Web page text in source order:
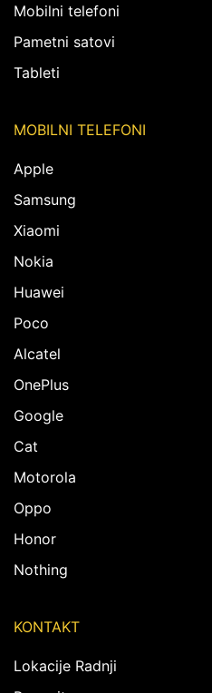
Mobilni telefoni
Pametni satovi
Tableti
MOBILNI TELEFONI
Apple
Samsung
Xiaomi
Nokia
Huawei
Poco
Alcatel
OnePlus
Google
Cat
Motorola
Oppo
Honor
Nothing
KONTAKT
Lokacije Radnji